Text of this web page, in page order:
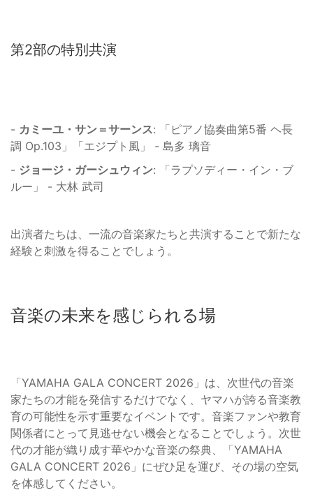
第2部の特別共演
- カミーユ・サン＝サーンス: 「ピアノ協奏曲第5番 ヘ長
調 Op.103」「エジプト風」 - 島多 璃音
- ジョージ・ガーシュウィン: 「ラプソディー・イン・ブ
ルー」 - 大林 武司
出演者たちは、一流の音楽家たちと共演することで新たな
経験と刺激を得ることでしょう。
音楽の未来を感じられる場
「YAMAHA GALA CONCERT 2026」は、次世代の音楽
家たちの才能を発信するだけでなく、ヤマハが誇る音楽教
育の可能性を示す重要なイベントです。音楽ファンや教育
関係者にとって見逃せない機会となることでしょう。次世
代の才能が織り成す華やかな音楽の祭典、「YAMAHA
GALA CONCERT 2026」にぜひ足を運び、その場の空気
を体感してください。